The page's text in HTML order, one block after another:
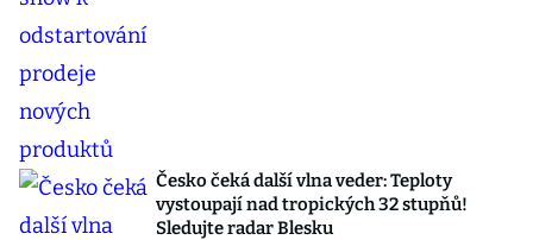
Česko čeká další vlna veder: Teploty
vystoupají nad tropických 32 stupňů!
Sledujte radar Blesku